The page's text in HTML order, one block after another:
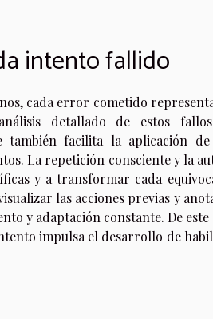
intento fallido
cada error cometido
detallado de estos
también facilita la aplicación
La repetición consciente y la
y a transformar cada
las acciones previas y
y adaptación constante. De
impulsa el desarrollo de